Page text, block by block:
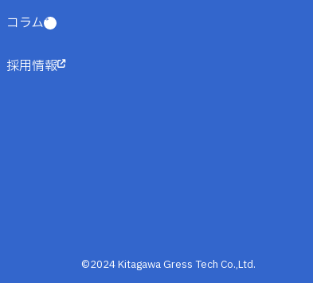
コラム
採用情報
©2024 Kitagawa Gress Tech Co.,Ltd.